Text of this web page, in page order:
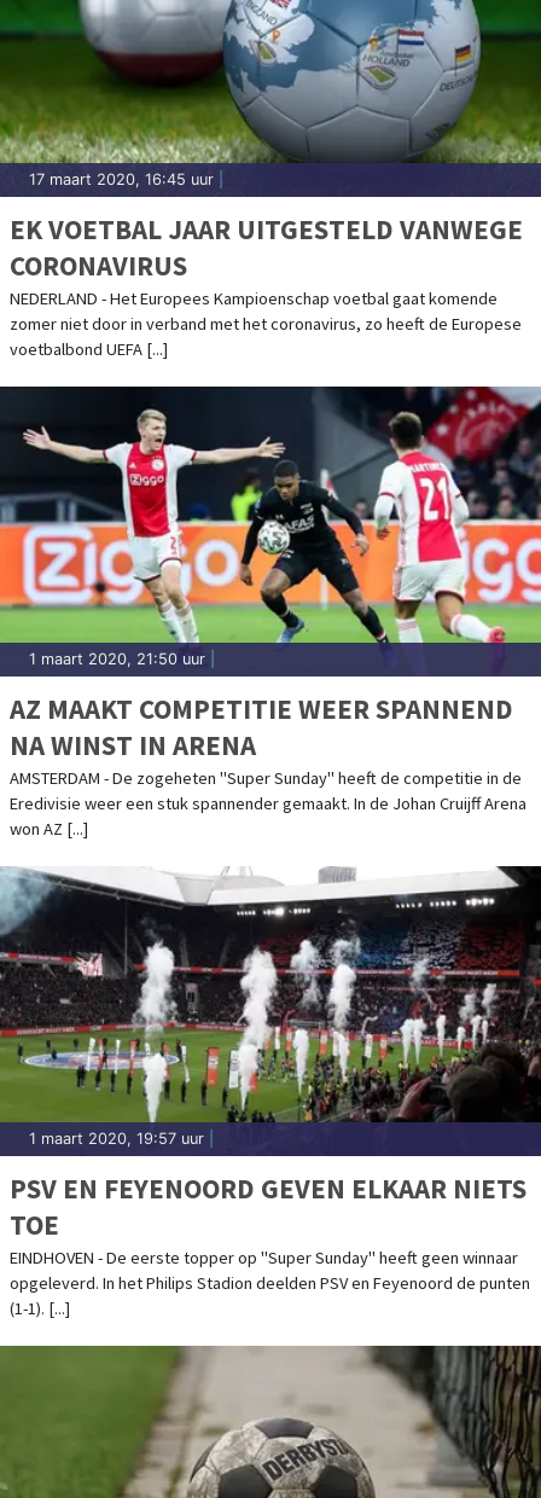
17 maart 2020, 16:45 uur
EK VOETBAL JAAR UITGESTELD VANWEGE
CORONAVIRUS
NEDERLAND - Het Europees Kampioenschap voetbal gaat komende
zomer niet door in verband met het coronavirus, zo heeft de Europese
voetbalbond UEFA [...]
1 maart 2020, 21:50 uur
AZ MAAKT COMPETITIE WEER SPANNEND
NA WINST IN ARENA
AMSTERDAM - De zogeheten "Super Sunday" heeft de competitie in de
Eredivisie weer een stuk spannender gemaakt. In de Johan Cruijff Arena
won AZ [...]
1 maart 2020, 19:57 uur
PSV EN FEYENOORD GEVEN ELKAAR NIETS
TOE
EINDHOVEN - De eerste topper op "Super Sunday" heeft geen winnaar
opgeleverd. In het Philips Stadion deelden PSV en Feyenoord de punten
(1-1). [...]